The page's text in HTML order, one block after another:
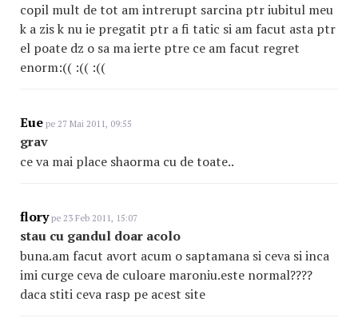
copil mult de tot am intrerupt sarcina ptr iubitul meu
k a zis k nu ie pregatit ptr a fi tatic si am facut asta ptr
el poate dz o sa ma ierte ptre ce am facut regret
enorm:(( :(( :((
Eue pe 27 Mai 2011, 09:55
grav
ce va mai place shaorma cu de toate..
florype 23 Feb 2011, 15:07
stau cu gandul doar acolo
buna.am facut avort acum o saptamana si ceva si inca
imi curge ceva de culoare maroniu.este normal????
daca stiti ceva rasp pe acest site